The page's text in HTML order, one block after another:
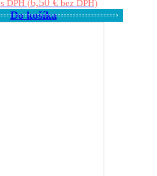
s DPH (6,50 €bez DPH)
Do košíka